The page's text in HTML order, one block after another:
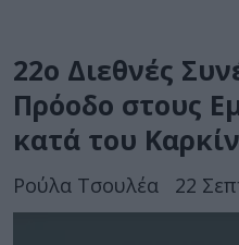
22ο Διεθνές
Πρόοδο στους
κατά του
Ρούλα Τσουλέα 22